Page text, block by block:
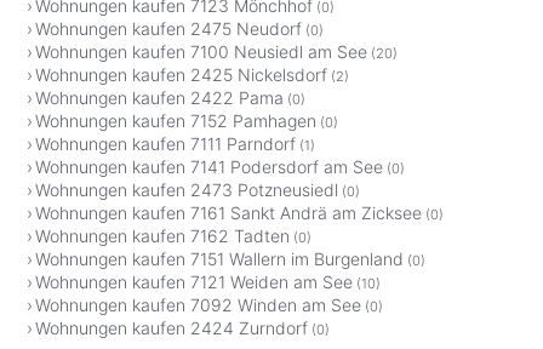
Wohnungen kaufen 7123 Mönchhof (0)
Wohnungen kaufen 2475 Neudorf (0)
Wohnungen kaufen 7100 Neusiedl am See (20)
Wohnungen kaufen 2425 Nickelsdorf (2)
Wohnungen kaufen 2422 Pama (0)
Wohnungen kaufen 7152 Pamhagen (0)
Wohnungen kaufen 7111 Parndorf (1)
Wohnungen kaufen 7141 Podersdorf am See (0)
Wohnungen kaufen 2473 Potzneusiedl (0)
Wohnungen kaufen 7161 Sankt Andrä am Zicksee (0)
Wohnungen kaufen 7162 Tadten (0)
Wohnungen kaufen 7151 Wallern im Burgenland (0)
Wohnungen kaufen 7121 Weiden am See (10)
Wohnungen kaufen 7092 Winden am See (0)
Wohnungen kaufen 2424 Zurndorf (0)